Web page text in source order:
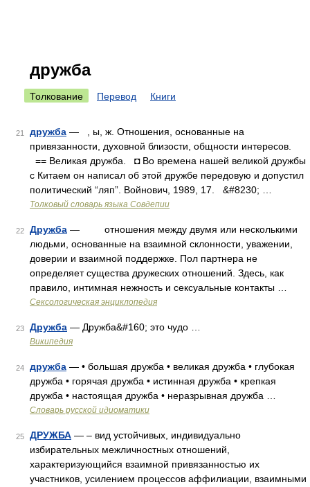
дружба
Толкование Перевод Книги
21 дружба — , ы, ж. Отношения, основанные на
привязанности, духовной близости, общности интересов.
== Великая дружба. ◘ Во времена нашей великой дружбы
с Китаем он написал об этой дружбе передовую и допустил
политический “ляп”. Войнович, 1989, 17. &#8230; …
Толковый словарь языка Совдепии
22 Дружба — отношения между двумя или несколькими
людьми, основанные на взаимной склонности, уважении,
доверии и взаимной поддержке. Пол партнера не
определяет существа дружеских отношений. Здесь, как
правило, интимная нежность и сексуальные контакты …
Сексологическая энциклопедия
23 Дружба — Дружба&#160; это чудо …
Википедия
24 дружба — • большая дружба • великая дружба • глубокая
дружба • горячая дружба • истинная дружба • крепкая
дружба • настоящая дружба • неразрывная дружба …
Словарь русской идиоматики
25 ДРУЖБА — – вид устойчивых, индивидуально
избирательных межличностных отношений,
характеризующийся взаимной привязанностью их
участников, усилением процессов аффилиации, взаимными